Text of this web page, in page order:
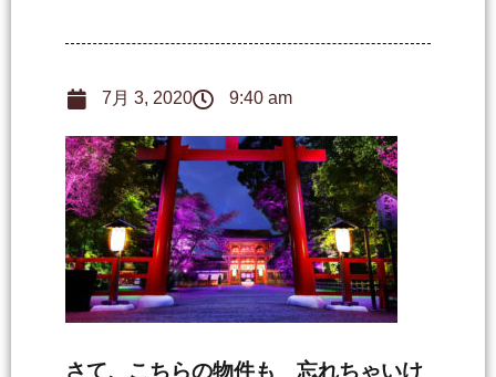
7月 3, 2020 9:40 am
さて、こちらの物件も 忘れちゃいけ